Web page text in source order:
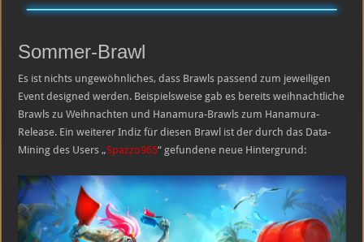
Sommer-Brawl
Es ist nichts ungewöhnliches, dass Brawls passend zum jeweiligen
Event designed werden. Beispielsweise gab es bereits weihnachtliche
Brawls zu Weihnachten und Hanamura-Brawls zum Hanamura-
Release. Ein weiterer Indiz für diesen Brawl ist der durch das Data-
Mining des Users „Spazzo965“ gefundene neue Hintergrund: